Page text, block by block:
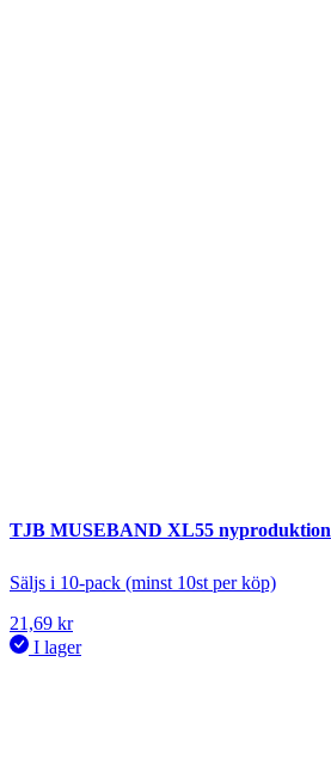
TJB MUSEBAND XL55 nyproduktion
Säljs i 10-pack (minst 10st per köp)
21,69 kr
I lager